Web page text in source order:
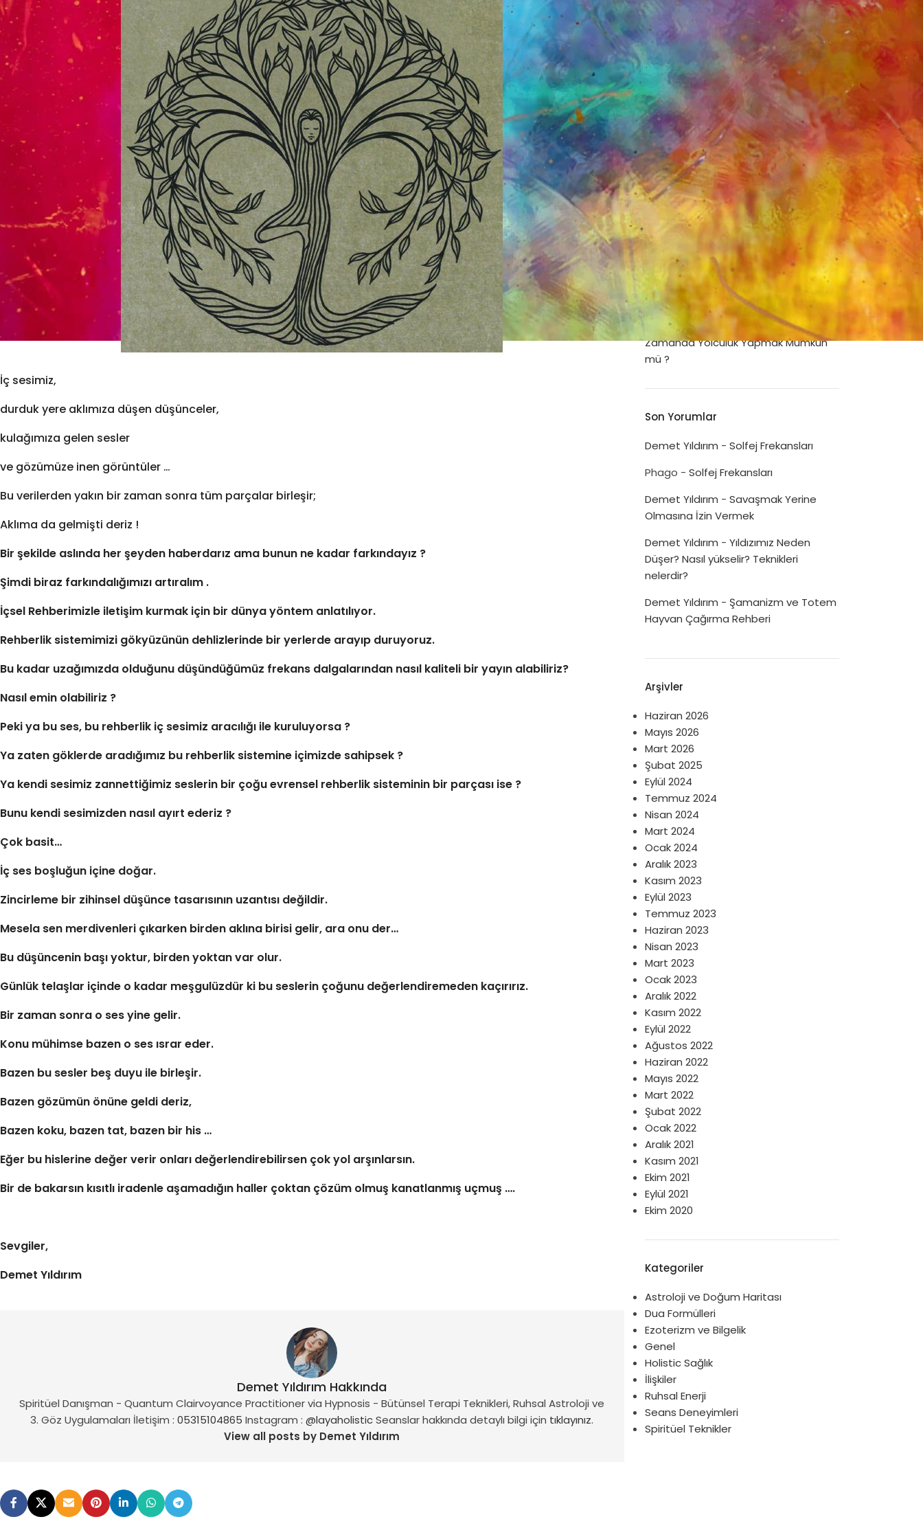
İç sesimiz,
durduk yere aklımıza düşen düşünceler,
kulağımıza gelen sesler
ve gözümüze inen görüntüler …
Bu verilerden yakın bir zaman sonra tüm parçalar birleşir;
Aklıma da gelmişti deriz !
Bir şekilde aslında her şeyden haberdarız ama bunun ne kadar farkındayız ?
Şimdi biraz farkındalığımızı artıralım .
İçsel Rehberimizle iletişim kurmak için bir dünya yöntem anlatılıyor.
Rehberlik sistemimizi gökyüzünün dehlizlerinde bir yerlerde arayıp duruyoruz.
Bu kadar uzağımızda olduğunu düşündüğümüz frekans dalgalarından nasıl kaliteli bir yayın alabiliriz?
Nasıl emin olabiliriz ?
Peki ya bu ses, bu rehberlik iç sesimiz aracılığı ile kuruluyorsa ?
Ya zaten göklerde aradığımız bu rehberlik sistemine içimizde sahipsek ?
Ya kendi sesimiz zannettiğimiz seslerin bir çoğu evrensel rehberlik sisteminin bir parçası ise ?
Bunu kendi sesimizden nasıl ayırt ederiz ?
Çok basit…
İç ses boşluğun içine doğar.
Zincirleme bir zihinsel düşünce tasarısının uzantısı değildir.
Mesela sen merdivenleri çıkarken birden aklına birisi gelir, ara onu der…
Bu düşüncenin başı yoktur, birden yoktan var olur.
Günlük telaşlar içinde o kadar meşgulüzdür ki bu seslerin çoğunu değerlendiremeden kaçırırız.
Bir zaman sonra o ses yine gelir.
Konu mühimse bazen o ses ısrar eder.
Bazen bu sesler beş duyu ile birleşir.
Bazen gözümün önüne geldi deriz,
Bazen koku, bazen tat, bazen bir his …
Eğer bu hislerine değer verir onları değerlendirebilirsen çok yol arşınlarsın.
Bir de bakarsın kısıtlı iradenle aşamadığın haller çoktan çözüm olmuş kanatlanmış uçmuş ….
Sevgiler,
Demet Yıldırım
Demet Yıldırım Hakkında
Spiritüel Danışman - Quantum Clairvoyance Practitioner via Hypnosis - Bütünsel Terapi Teknikleri, Ruhsal Astroloji ve
3. Göz Uygulamaları İletişim :05315104865 Instagram :@layaholisticSeanslar hakkında detaylı bilgi için tıklayınız.
View all posts by Demet Yıldırım
KATEGORILER
Astroloji ve Doğum Haritası
Dua Formülleri
Ezoterizm ve Bilgelik
Genel
Holistic Sağlık
İlişkiler
Ruhsal Enerji
Seans Deneyimleri
Spiritüel Teknikler
Son Yazılar
Medikal Astroloji
Zamanı Bükmek – Laya Holistic
Method
Dua Listeleri
Disiplinin Psikolojimizi İyileştirme Gücü
Zamanda Yolculuk Yapmak Mümkün
mü ?
Son Yorumlar
Demet Yıldırım - Solfej Frekansları
Phago - Solfej Frekansları
Demet Yıldırım - Savaşmak Yerine
Olmasına İzin Vermek
Demet Yıldırım - Yıldızımız Neden
Düşer? Nasıl yükselir? Teknikleri
nelerdir?
Demet Yıldırım - Şamanizm ve Totem
Hayvan Çağırma Rehberi
Arşivler
Haziran 2026
Mayıs 2026
Mart 2026
Şubat 2025
Eylül 2024
Temmuz 2024
Nisan 2024
Mart 2024
Ocak 2024
Aralık 2023
Kasım 2023
Eylül 2023
Temmuz 2023
Haziran 2023
Nisan 2023
Mart 2023
Ocak 2023
Aralık 2022
Kasım 2022
Eylül 2022
Ağustos 2022
Haziran 2022
Mayıs 2022
Mart 2022
Şubat 2022
Ocak 2022
Aralık 2021
Kasım 2021
Ekim 2021
Eylül 2021
Ekim 2020
Kategoriler
Astroloji ve Doğum Haritası
Dua Formülleri
Ezoterizm ve Bilgelik
Genel
Holistic Sağlık
İlişkiler
Ruhsal Enerji
Seans Deneyimleri
Spiritüel Teknikler